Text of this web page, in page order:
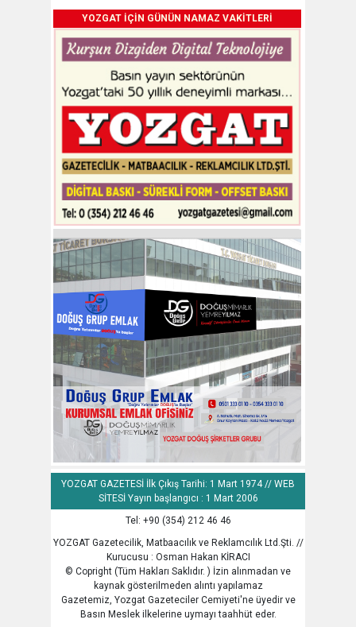
YOZGAT İÇİN GÜNÜN NAMAZ VAKİTLERİ
YOZGAT GAZETESİ İlk Çıkış Tarihi: 1 Mart 1974 // WEB
SİTESİ Yayın başlangıcı : 1 Mart 2006
Tel: +90 (354) 212 46 46
YOZGAT Gazetecilik, Matbaacılık ve Reklamcılık Ltd.Şti. //
Kurucusu : Osman Hakan KİRACI
© Copright (Tüm Hakları Saklıdır. ) İzin alınmadan ve
kaynak gösterilmeden alıntı yapılamaz
Gazetemiz, Yozgat Gazeteciler Cemiyeti'ne üyedir ve
Basın Meslek ilkelerine uymayı taahhüt eder.